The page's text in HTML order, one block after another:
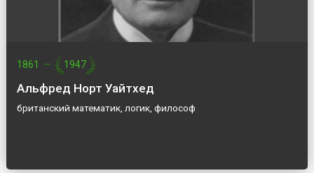
1861 — 1947
Альфред Норт Уайтхед
британский математик, логик, философ